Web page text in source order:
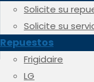
Solicite su
Solicite su
Repuestos
Frigidaire
LG